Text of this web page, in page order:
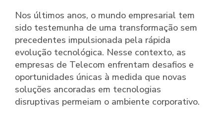
Nos últimos anos, o mundo empresarial tem
sido testemunha de uma transformação sem
precedentes impulsionada pela rápida
evolução tecnológica. Nesse contexto, as
empresas de Telecom enfrentam desafios e
oportunidades únicas à medida que novas
soluções ancoradas em tecnologias
disruptivas permeiam o ambiente corporativo.